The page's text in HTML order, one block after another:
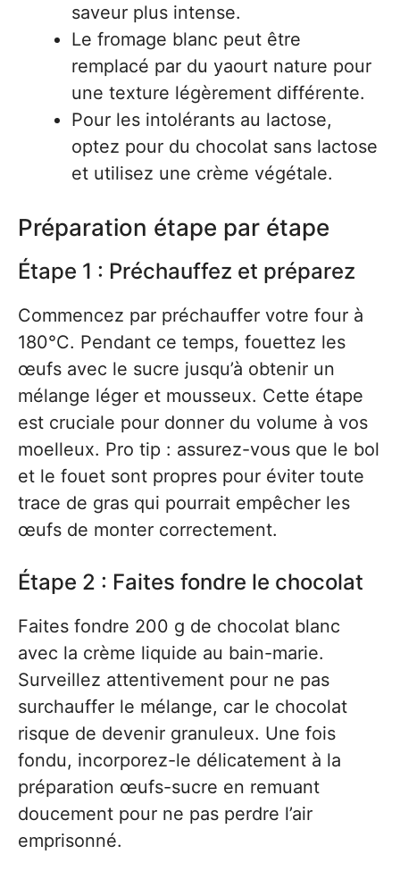
saveur plus intense.
Le fromage blanc peut être
remplacé par du yaourt nature pour
une texture légèrement différente.
Pour les intolérants au lactose,
optez pour du chocolat sans lactose
et utilisez une crème végétale.
Préparation étape par étape
Étape 1 : Préchauffez et préparez
Commencez par préchauffer votre four à
180°C. Pendant ce temps, fouettez les
œufs avec le sucre jusqu’à obtenir un
mélange léger et mousseux. Cette étape
est cruciale pour donner du volume à vos
moelleux. Pro tip : assurez-vous que le bol
et le fouet sont propres pour éviter toute
trace de gras qui pourrait empêcher les
œufs de monter correctement.
Étape 2 : Faites fondre le chocolat
Faites fondre 200 g de chocolat blanc
avec la crème liquide au bain-marie.
Surveillez attentivement pour ne pas
surchauffer le mélange, car le chocolat
risque de devenir granuleux. Une fois
fondu, incorporez-le délicatement à la
préparation œufs-sucre en remuant
doucement pour ne pas perdre l’air
emprisonné.